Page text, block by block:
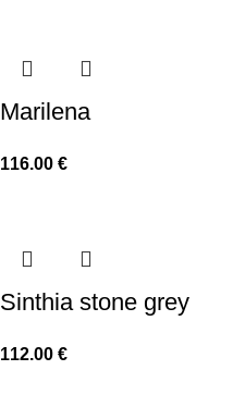
Marilena
116.00 €
Sinthia stone grey
112.00 €